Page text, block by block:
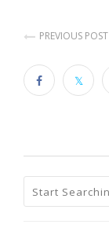
PREVIOUS POST